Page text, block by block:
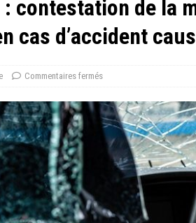
contestation de la
cas d’accident
Commentaires fermés